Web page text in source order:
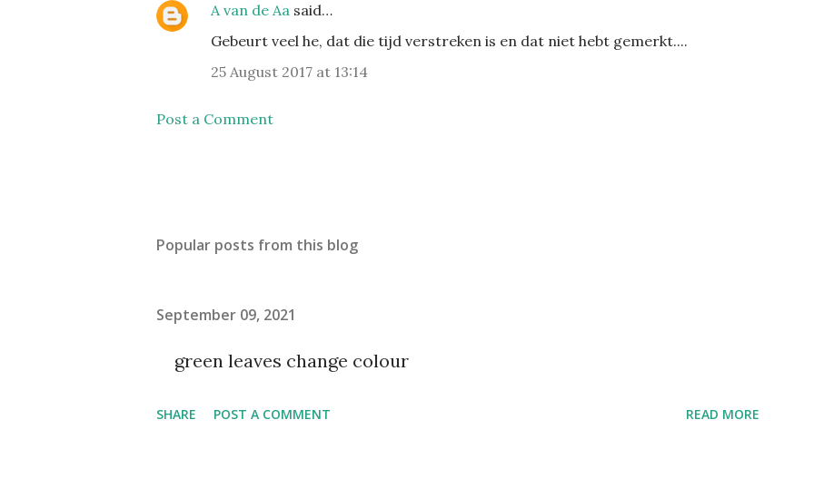
A van de Aa said…
Gebeurt veel he, dat die tijd verstreken is en dat niet hebt gemerkt....
25 August 2017 at 13:14
Post a Comment
Popular posts from this blog
September 09, 2021
green leaves change colour
SHARE POST A COMMENT READ MORE